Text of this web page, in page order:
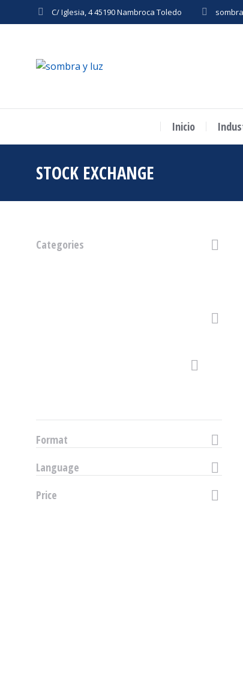
C/ Iglesia, 4 45190 Nambroca Toledo
Inicio
STOCK EXCHANGE
Categories
Format
Language
Price